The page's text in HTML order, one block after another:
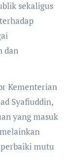
sekaligus
dan
Kementerian
Syafiuddin,
yang masuk
mutu